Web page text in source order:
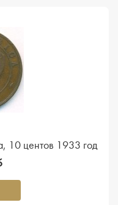
10 центов 1933 год